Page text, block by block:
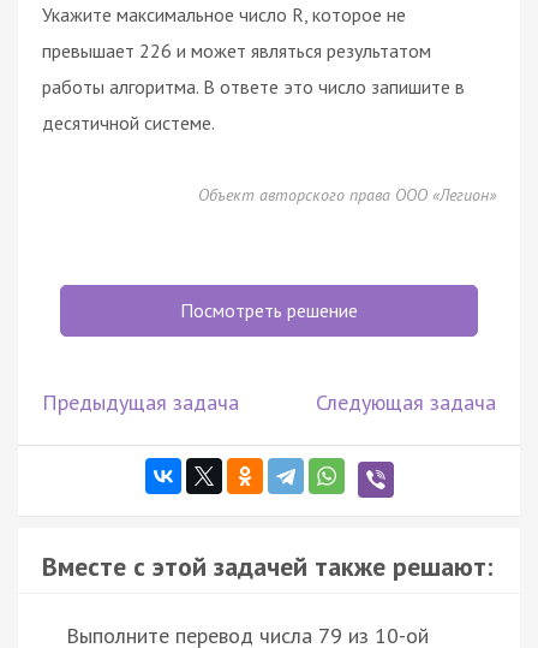
Укажите максимальное число R, которое не
превышает 226 и может являться результатом
работы алгоритма. В ответе это число запишите в
десятичной системе.
Объект авторского права ООО «Легион»
Посмотреть решение
Предыдущая задача Следующая задача
Вместе с этой задачей также решают:
Выполните перевод числа 79 из 10-ой